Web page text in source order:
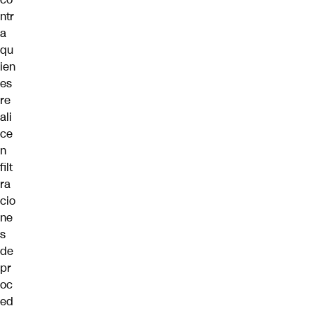
ntr
a
qu
ien
es
re
ali
ce
n
filt
ra
cio
ne
s
de
pr
oc
ed